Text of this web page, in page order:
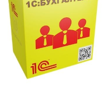
Смотреть проект